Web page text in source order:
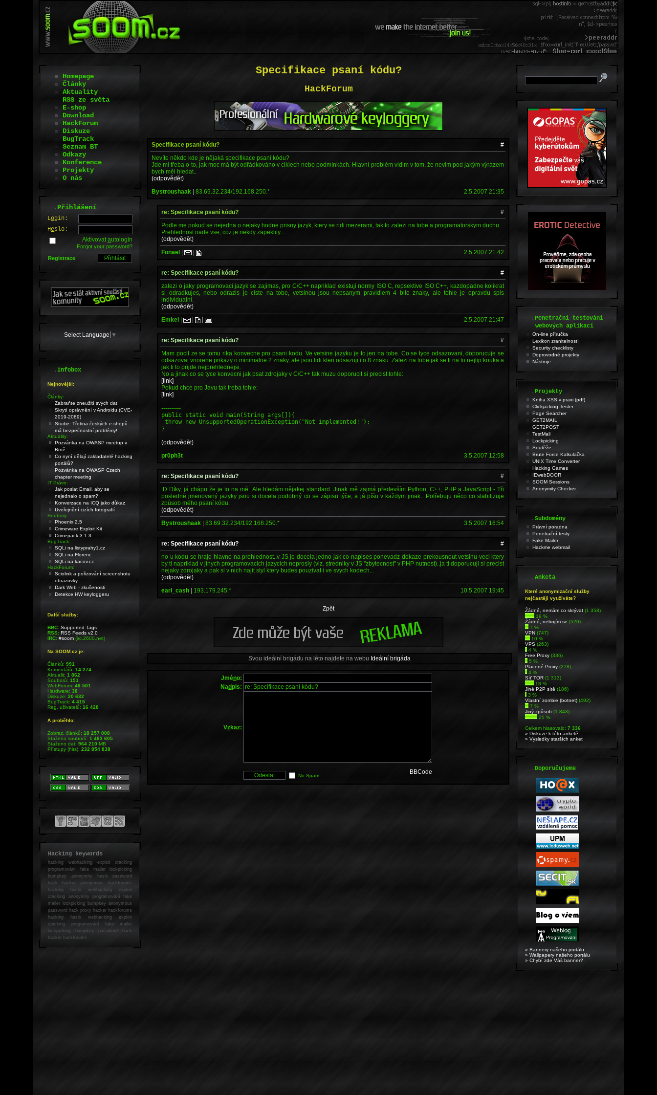
Specifikace psaní kódu?
HackForum
Specifikace psaní kódu?
#
Nevíte někdo kde je nějaká specifikace psaní kódu?
Jde mi třeba o to, jak moc má být odřádkováno v ciklech nebo podmínkách. Hlavní problém vidim v tom, že nevim pod jakým výrazem
bych měl hledat..
(odpovědět)
Bystroushaak |83.69.32.234/192.168.250.* 2.5.2007 21:35
re: Specifikace psaní kódu?
#
Podle me pokud se nejedna o nejaky hodne prisny jazyk, ktery se ridi mezerami, tak to zalezi na tobe a programatorskym duchu..
Prehlednost nade vse, coz je nekdy zapeklity...
(odpovědět)
Fonael | | 2.5.2007 21:42
re: Specifikace psaní kódu?
#
zalezi o jaky programovaci jazyk se zajimas, pro C/C++ napriklad existuji normy ISO C, repsektive ISO C++, kazdopadne kolikrat
si odradkujes, nebo odrazis je ciste na tobe, vetsinou jsou nepsanym pravidlem 4 bile znaky, ale tohle je opravdu spis
individualni.
(odpovědět)
Emkei | | | 2.5.2007 21:47
re: Specifikace psaní kódu?
#
Mam pocit ze se tomu rika konvecne pro psani kodu. Ve vetsine jazyku je to jen na tobe. Co se tyce odsazovani, doporucuje se
odsazovat vnorene prikazy o minimalne 2 znaky, ale jsou lidi kteri odsazuji i o 8 znaku. Zalezi na tobe jak se ti na to nejlip kouka a
jak ti to prijde nejprehlednejsi.
No a jinak co se tyce konvecni jak psat zdrojaky v C/C++ tak muzu doporucit si precist tohle:
[link]
Pokud chce pro Javu tak treba tohle:
[link]
----------
public static void main(String args[]){
throw new UnsupportedOperationException("Not implemented!");
}
(odpovědět)
pr0ph3t
3.5.2007 12:58
re: Specifikace psaní kódu?
#
:D Díky, já chápu že je to na mě.. Ale hledám nějakej standard. Jinak mě zajmá především Python, C++, PHP a JavaScript - Tři
posledně jmenovaný jazyky jsou si docela podobný co se zápisu týče, a já píšu v každym jinak.. Potřebuju něco co stabilizuje
způsob mého psaní kódu.
(odpovědět)
Bystroushaak |83.69.32.234/192.168.250.* 3.5.2007 16:54
re: Specifikace psaní kódu?
#
no u kodu se hraje hlavne na prehlednost..v JS je docela jedno jak co napises ponevadz dokaze prekousnout vetsinu veci ktery
by ti napriklad v jinych programovacich jazycich neprosly (viz. stredniky v JS "zbytecnost" v PHP nutnost)..ja ti doporucuji si precist
nejaky zdrojaky a pak si v nich najit styl ktery budes pouzivat i ve svych kodech...
(odpovědět)
earl_cash | 193.179.245.* 10.5.2007 19:45
Zpět
Svou ideální brigádu na léto najdete na webu Ideální brigáda
Jméno:
Nadpis:
Vzkaz:
No Spam
BBCode
Homepage
Články
Aktuality
RSS ze světa
E-shop
Download
HackForum
Diskuze
BugTrack
Seznam BT
Odkazy
Konference
Projekty
O nás
.Přihlášení
Login:
Heslo:
Aktivovatautologin
Forgot your password?
Registrace
Select Language ▼
.Infobox
Nejnovější:
Články:
Zabraňte zneužití svých dat
Skrytí oprávnění v Androidu (CVE-
2019-2089)
Studie: Třetina českých e-shopů
má bezpečnostní problémy!
Aktuality:
Pozvánka na OWASP meetup v
Brně
Co nyní dělají zakladatelé hacking
portálů?
Pozvánka na OWASP Czech
chapter meeting
IT Právo:
Jak poslat Email, aby se
nejednalo o spam?
Konverzace na ICQ jako důkaz.
Uveřejnění cizích fotografií
Soubory:
Phoenix 2.5
Crimeware Exploit Kit
Crimepack 3.1.3
BugTrack:
SQLi na listyprahy1.cz
SQLi na Florenc
SQLi na kacov.cz
HackForum:
Sciolink a pořizování screenshotu
obrazovky
Dark Web - zkušenosti
Detekce HW keyloggeru
Další služby:
BBC: Supported Tags
RSS: RSS Feeds v2.0
IRC: #soom(irc.2600.net)
Na SOOM.cz je:
Článků:991
Komentářů:14 274
Aktualit:1 862
Souborů:151
WebForum:49 501
Hardware:38
Diskuze:20 632
BugTrack:4 415
Reg. uživatelů:16 428
A proběhlo:
Zobraz. článků:18 257 008
Staženo souborů:1 463 605
Staženo dat:964 210MB
Přístupy (hits):232 854 838
Hacking keywords
hackingwebhacking exploit cracking
programování fake mailer lockpicking
bumpkey anonymity heslo password
hackhacker anonymous hackforums
hackingheslo webhacking exploit
cracking anonymity programování fake
mailer lockpicking bumpkey anonymous
password hack proxy hacker hackforums
hacking heslo webhacking exploit
cracking programování fake mailer
lockpicking bumpkey password hack
hackerhackforums
.Penetrační testování
webových aplikací
On-line příručka
Lexikon zranitelností
Security checklisty
Doprovodné projekty
Nástroje
.Projekty
Kniha XSS v praxi (pdf)
Clickjacking Tester
Page Searcher
GET2MAIL
GET2POST
TestMail
Lockpicking
Soutěže
Brute Force Kalkulačka
UNIX Time Converter
Hacking Games
IEwebDOOR
SOOM Sessions
Anonymity Checker
.Subdomény
Právní poradna
Penetrační testy
Fake Mailer
Hackme webmail
.Anketa
Které anonymizační služby
nejčastěji využíváte?
Źádné, nemám co skrývat(1 358)
19 %
Žádné, nebojím se(520)
7 %
VPN(747)
10 %
VPS(263)
4 %
Free Proxy(336)
5 %
Placené Proxy(278)
4 %
Síť TOR(1 313)
18 %
Jiné P2P sítě(186)
3 %
Vlastní zombie (botnet)(492)
7 %
Jiný způsob(1 843)
25 %
Celkem hlasovalo:7 336
» Diskuze k této anketě
» Výsledky starších anket
.Doporučujeme
» Bannery našeho portálu
» Wallpapery našeho portálu
» Chybí zde Váš banner?